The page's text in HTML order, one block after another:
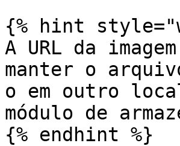
{% hint
A URL da
manter o
o em outro
módulo de
{% endhint %}